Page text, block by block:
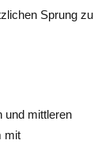
Sprung zu
und mittleren
mit